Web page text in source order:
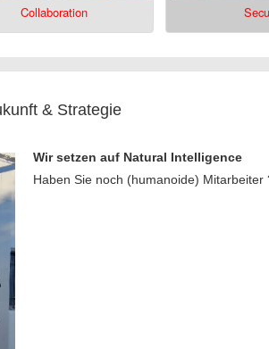
Collaboration
& Strategie
Wir setzen auf Natural Intelligence
Haben Sie noch (humanoide) Mitarbeiter